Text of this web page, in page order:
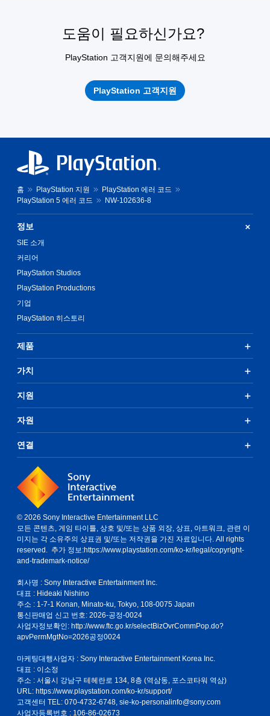
도움이 필요하신가요?
PlayStation 고객지원에 문의해주세요
PlayStation 고객지원
홈 PlayStation 지원
PlayStation 에러 코드
PlayStation 5 에러 코드
NW-102636-8
정보
SIE 소개
커리어
PlayStation Studios
PlayStation Productions
기업
PlayStation 히스토리
제품
가치
지원
자원
연결
© 2026 Sony Interactive Entertainment LLC
모든 콘텐츠, 게임 타이틀, 상호 및/또는 상품 외장, 상표, 아트워크, 관련 이
미지는 각 소유주의 상표권 및/또는 저작권을 가진 자료입니다. All rights
reserved. 추가 정보:https://www.playstation.com/ko-kr/legal/copyright-
and-trademark-notice/
회사명 : Sony Interactive Entertainment Inc.
대표 : Hideaki Nishino
주소 : 1-7-1 Konan, Minato-ku, Tokyo, 108-0075 Japan
통신판매업 신고 번호: 2026-공정-0024
사업자정보확인: http://www.ftc.go.kr/selectBizOvrCommPop.do?
apvPermMgtNo=2026공정0024
마케팅대행사업자 : Sony Interactive Entertainment Korea Inc.
대표 : 이소정
주소 : 서울시 강남구 테헤란로 134, 8층 (역삼동, 포스코타워 역삼)
URL: https://www.playstation.com/ko-kr/support/
고객센터 TEL: 070-4732-6748, sie-ko-personalinfo@sony.com
사업자등록번호 : 106-86-02673